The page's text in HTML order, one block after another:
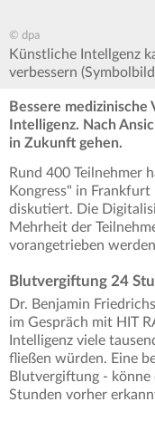
© dpa
Künstliche Intellgenz
verbessern
Bessere
Intelligenz. Nach
in Zukunft gehen.
Rund 400 Teilnehmer
Kongress" in Frankfurt
diskutiert. Die
Mehrheit der
vorangetrieben
Blutvergiftung 24
Dr. Benjamin
im Gespräch mit HIT
Intelligenz viele
fließen würden. Eine
Blutvergiftung - könne
Stunden vorher